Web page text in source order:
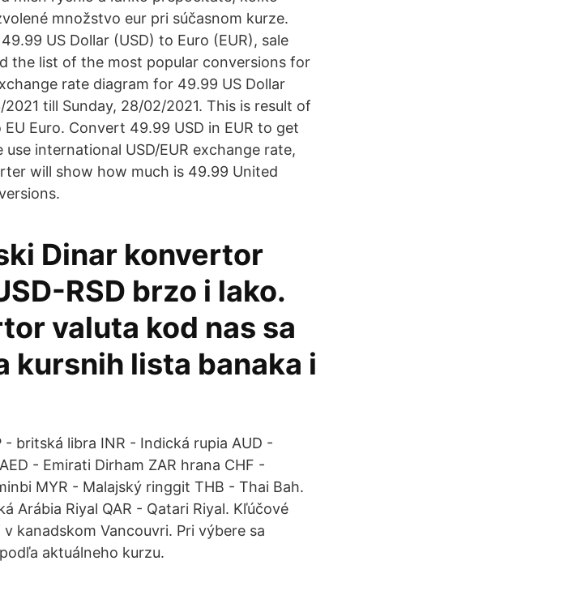
množstvo eur pri súčasnom kurze.
US Dollar (USD) to Euro (EUR), sale
the list of the most popular conversions for
rate diagram for 49.99 US Dollar
till Sunday, 28/02/2021. This is result of
Euro. Convert 49.99 USD in EUR to get
international USD/EUR exchange rate,
will show how much is 49.99 United
Dinar konvertor
RSD brzo i lako.
valuta kod nas sa
kursnih lista banaka i
- britská libra INR - Indická rupia AUD -
- Emirati Dirham ZAR hrana CHF -
MYR - Malajský ringgit THB - Thai Bah.
Arábia Riyal QAR - Qatari Riyal. Kľúčové
kanadskom Vancouvri. Pri výbere sa
aktuálneho kurzu.